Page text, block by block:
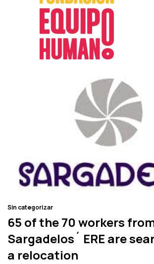
Sin categorizar
65 of the 70 workers
Sargadelos´ ERE are
a relocation